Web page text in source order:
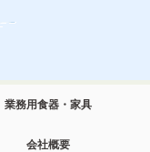
業務用食器・家具
会社概要